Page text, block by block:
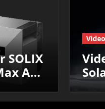
SOLIX
AC
Video